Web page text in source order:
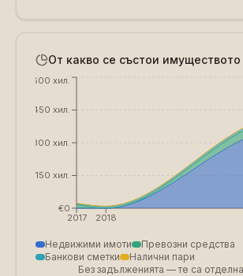
От какво се състои имуществото
2017 2018
€0
€150 хил.
€300 хил.
€450 хил.
€600 хил.
Недвижими имоти
Превозни средства
Банкови сметки
Налични пари
Без задълженията — те са